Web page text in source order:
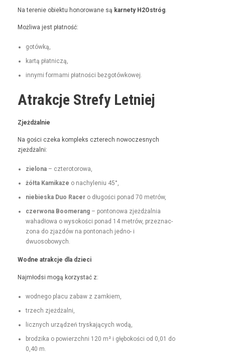
Na tere­nie obiek­tu hon­orowane są kar­ne­ty H2Ostróg
Możli­wa jest płatność:
gotówką,
kartą płat­niczą,
inny­mi for­ma­mi płat­noś­ci bezgotówkowej.
Atrakcje Strefy Letniej
Zjeżdżal­nie
Na goś­ci czeka kom­pleks czterech nowoczes­nych
zjeżdżalni:
zielona– czterotorowa,
żół­ta Kamikaze o nachyle­niu 45°,
niebies­ka Duo Rac­ero dłu­goś­ci pon­ad 70 metrów,
czer­wona Boomerang– pontonowa zjeżdżal­nia
wahadłowa o wysokoś­ci pon­ad 14 metrów, przez­nac­
zona do zjazdów na pon­tonach jed­no- i
dwuosobowych.
Wodne atrakc­je dla dzieci
Najmłod­si mogą korzys­tać z:
wod­nego placu zabaw z zamkiem,
trzech zjeżdżal­ni,
licznych urządzeń tryska­ją­cych wodą,
brodzi­ka o powierzch­ni 120 m² i głębokoś­ci od 0,01 do
0,40 m.